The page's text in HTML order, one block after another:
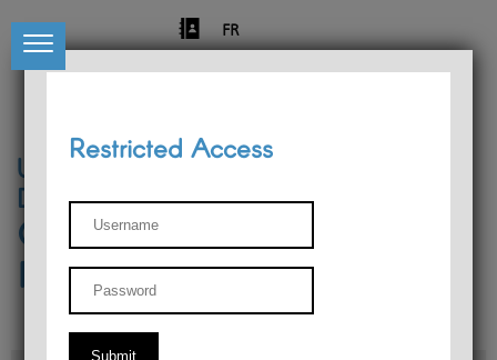
FR
University of Liège
Départment of Philosophy
Center for Phenomenological
Research
Restricted Access